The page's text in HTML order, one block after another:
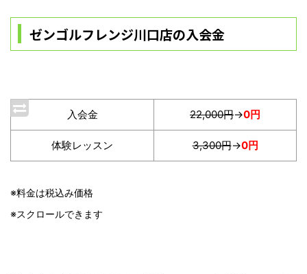
ゼンゴルフレンジ川口店の入会金
入会金 22,000円→0円
体験レッスン 3,300円→0円
※料金は税込み価格
※スクロールできます